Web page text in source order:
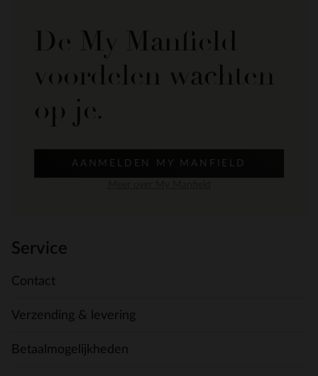
De My Manfield
voordelen wachten
op je.
AANMELDEN MY MANFIELD
Service
Contact
Verzending & levering
Betaalmogelijkheden